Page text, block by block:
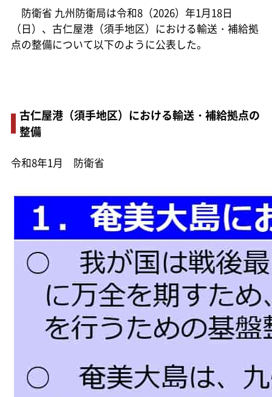
防衛省 九州防衛局は令和8（2026）年1月18日
（日）、古仁屋港（須手地区）における輸送・補給拠
点の整備について以下のように公表した。
古仁屋港（須手地区）における輸送・補給拠点の
整備
令和8年1月 防衛省